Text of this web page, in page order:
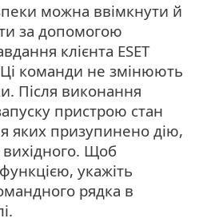
можна ввімкнути й
за допомогою
клієнта ESET
Ці команди не змінюють
Після виконання
пристрою стан
яких призупинено дію,
Щоб
укажіть
рядка в